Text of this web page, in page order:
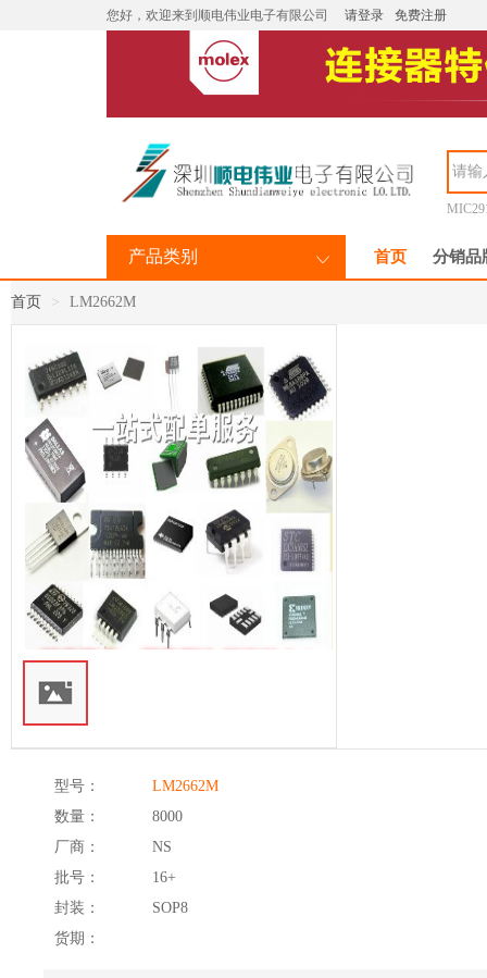
您好，欢迎来到顺电伟业电子有限公司 请登录 免费注册
产品类别 首页 分销品
首页 LM2662M
型号：
LM2662M
数量：
8000
厂商：
NS
批号：
16+
封装：
SOP8
货期：